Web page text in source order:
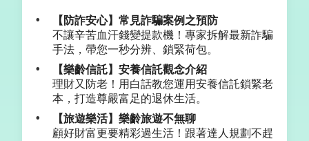
【防詐安心】常見詐騙案例之預防
不讓辛苦血汗錢變提款機！專家拆解最新詐騙
手法，帶您一秒分辨、鎖緊荷包。
【樂齡信託】安養信託觀念介紹
理財又防老！用白話教您運用安養信託鎖緊老
本，打造尊嚴富足的退休生活。
【旅遊樂活】樂齡旅遊不無聊
顧好財富更要精彩過生活！跟著達人規劃不趕